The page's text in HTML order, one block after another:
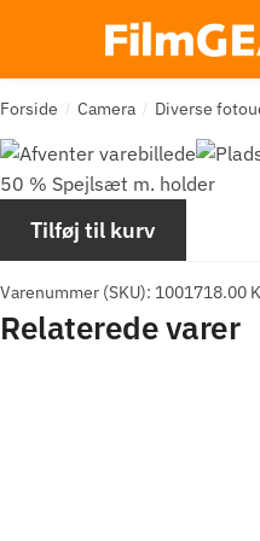
Forside / Camera / Diverse
50 % Spejlsæt m. holder
Tilføj til kurv
Varenummer (SKU): 1001718.00
Relaterede varer